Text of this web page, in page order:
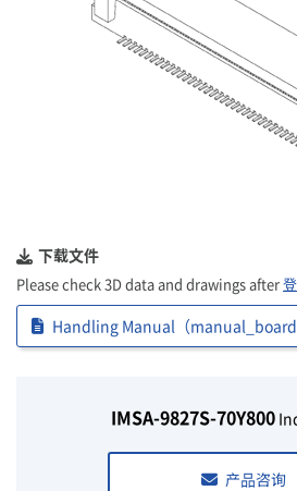
下载文件
Please check 3D data and drawings after
Handling Manual（
IMSA-9827S-70Y800
产品咨询